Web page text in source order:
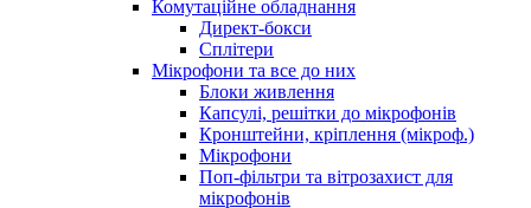
Комутаційне обладнання
Директ-бокси
Сплітери
Мікрофони та все до них
Блоки живлення
Капсулі, решітки до мікрофонів
Кронштейни, кріплення (мікроф.)
Мікрофони
Поп-фільтри та вітрозахист для
мікрофонів